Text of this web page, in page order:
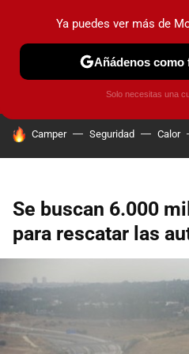
PRUEBAS COCHES
HOY SE HABLA DE
Camper Seguridad Calor
Se buscan 6.000
para rescatar las
Ya puedes ver más de
Añádenos como
Solo necesitas una